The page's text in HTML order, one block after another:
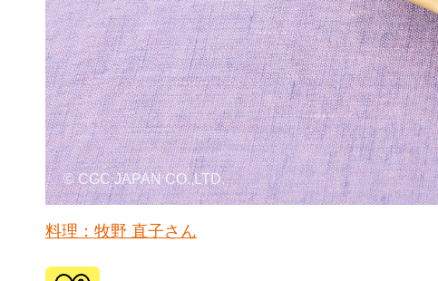
© CGC JAPAN CO.,LTD.
料理：牧野 直子さん